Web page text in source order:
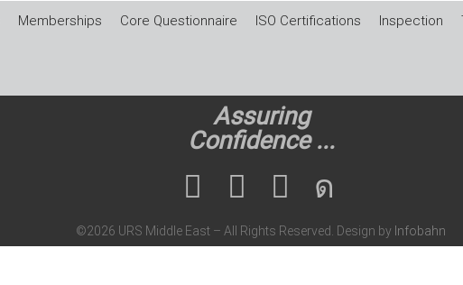
Memberships Core Questionnaire ISO Certifications Inspection
Assuring
Confidence ...
©2026 URS Middle East – All Rights Reserved. Design by Infobahn